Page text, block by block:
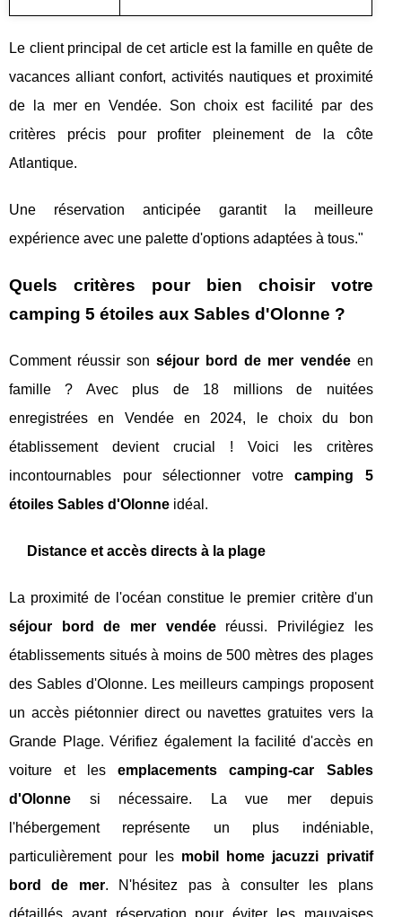
Le client principal de cet article est la famille en quête de
vacances alliant confort, activités nautiques et proximité
de la mer en Vendée. Son choix est facilité par des
critères précis pour profiter pleinement de la côte
Atlantique.
Une réservation anticipée garantit la meilleure
expérience avec une palette d'options adaptées à tous."
Quels critères pour bien choisir votre
camping 5 étoiles aux Sables d'Olonne ?
Comment réussir sonséjour bord de mer vendéeen
famille ? Avec plus de 18 millions de nuitées
enregistrées en Vendée en 2024, le choix du bon
établissement devient crucial ! Voici les critères
incontournables pour sélectionner votrecamping 5
étoiles Sables d'Olonne idéal.
Distance et accès directs à la plage
La proximité de l'océan constitue le premier critère d'un
séjour bord de mer vendéeréussi. Privilégiez les
établissements situés à moins de 500 mètres des plages
des Sables d'Olonne. Les meilleurs campings proposent
un accès piétonnier direct ou navettes gratuites vers la
Grande Plage. Vérifiez également la facilité d'accès en
voiture et lesemplacements camping-car Sables
d'Olonne si nécessaire. La vue mer depuis
l'hébergement représente un plus indéniable,
particulièrement pour les mobil home jacuzzi privatif
bord de mer. N'hésitez pas à consulter les plans
détaillés avant réservation pour éviter les mauvaises